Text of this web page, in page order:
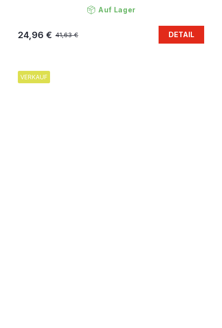
Auf Lager
41,63 €
24,96 € DETAIL
VERKAUF